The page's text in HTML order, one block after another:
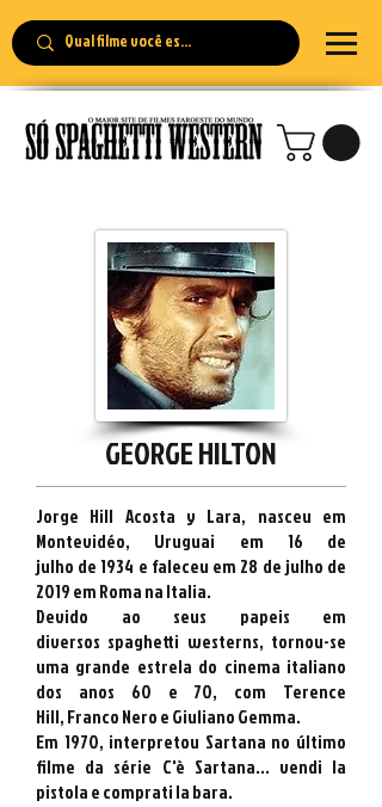
GEORGE HILTON
Jorge Hill Acosta y Lara, nasceu em
Montevidéo, Uruguai em 16 de
julho de1934 e faleceu em 28 de julho de
2019 em Roma na Italia.
Devido ao seus papeis em
diversos spaghetti westerns, tornou-se
uma grande estrela do cinema italiano
dos anos 60 e 70, com Terence
Hill,Franco NeroeGiuliano Gemma.
Em 1970, interpretou Sartana no último
filme da série C'è Sartana... vendi la
pistola e comprati la bara.